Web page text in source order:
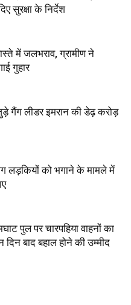
सुरक्षा के निर्देश
में जलभराव, ग्रामीण ने
गुहार
गैंग लीडर इमरान की डेढ़ करोड़
लड़कियों को भगाने के मामले में
पुल पर चारपहिया वाहनों का
बाद बहाल होने की उम्मीद